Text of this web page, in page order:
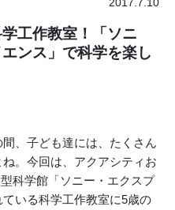
工作教室！「ソニ
ンス」で科学を楽し
、子ども達には、たくさん
。今回は、アクアシティお
科学館「ソニー・エクスプ
いる科学工作教室に5歳の